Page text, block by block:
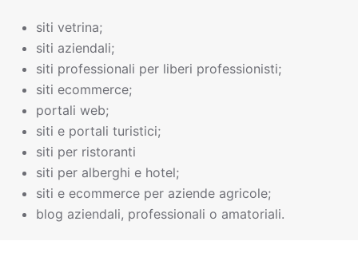
siti vetrina;
siti aziendali;
siti professionali per liberi professionisti;
siti ecommerce;
portali web;
siti e portali turistici;
siti per ristoranti
siti per alberghi e hotel;
siti e ecommerce per aziende agricole;
blog aziendali, professionali o amatoriali.